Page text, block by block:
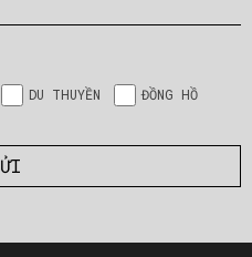
DU THUYỀN ĐỒNG HỒ